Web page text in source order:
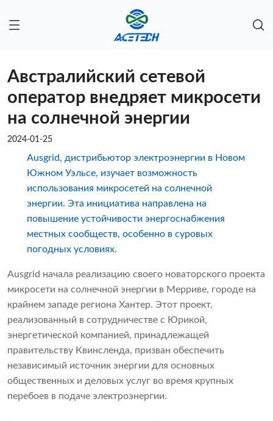
Австралийский сетевой
оператор внедряет микросети
на солнечной энергии
2024-01-25
Ausgrid, дистрибьютор электроэнергии в Новом
Южном Уэльсе, изучает возможность
использования микросетей на солнечной
энергии. Эта инициатива направлена ​​на
повышение устойчивости энергоснабжения
местных сообществ, особенно в суровых
погодных условиях.
Ausgrid начала реализацию своего новаторского проекта
микросети на солнечной энергии в Мерриве, городе на
крайнем западе региона Хантер. Этот проект,
реализованный в сотрудничестве с Юрикой,
энергетической компанией, принадлежащей
правительству Квинсленда, призван обеспечить
независимый источник энергии для основных
общественных и деловых услуг во время крупных
перебоев в подаче электроэнергии.